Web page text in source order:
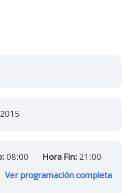
08:00 Hora Fin: 21:00
Ver programación completa